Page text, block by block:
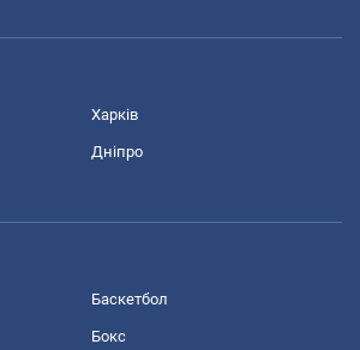
Харків
Дніпро
Баскетбол
Бокс